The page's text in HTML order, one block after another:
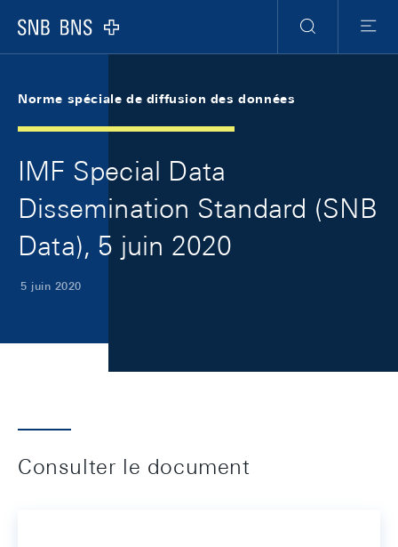
Logo
RechercheMenu
Norme spéciale de diffusion des données
IMF Special Data
Dissemination Standard (SNB
Data), 5 juin 2020
5 juin 2020
Consulter le document